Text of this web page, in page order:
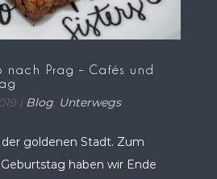
nach Prag – Cafés und
| Blog, Unterwegs
goldenen Stadt. Zum
haben wir Ende